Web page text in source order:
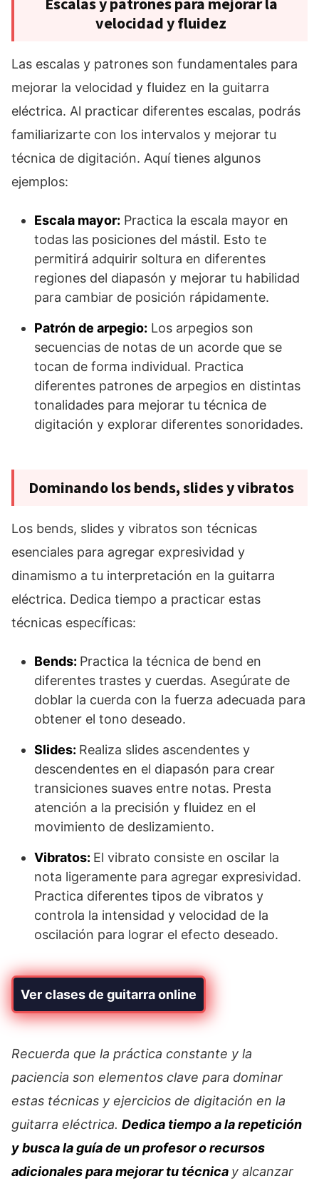
velocidad y fluidez
Las escalas y patrones son fundamentales para
mejorar la velocidad y fluidez en la guitarra
eléctrica. Al practicar diferentes escalas, podrás
familiarizarte con los intervalos y mejorar tu
técnica de digitación. Aquí tienes algunos
ejemplos:
Escala mayor: Practica la escala mayor en
todas las posiciones del mástil. Esto te
permitirá adquirir soltura en diferentes
regiones del diapasón y mejorar tu habilidad
para cambiar de posición rápidamente.
Patrón de arpegio: Los arpegios son
secuencias de notas de un acorde que se
tocan de forma individual. Practica
diferentes patrones de arpegios en distintas
tonalidades para mejorar tu técnica de
digitación y explorar diferentes sonoridades.
Dominando los bends, slides y vibratos
Los bends, slides y vibratos son técnicas
esenciales para agregar expresividad y
dinamismo a tu interpretación en la guitarra
eléctrica. Dedica tiempo a practicar estas
técnicas específicas:
Bends: Practica la técnica de bend en
diferentes trastes y cuerdas. Asegúrate de
doblar la cuerda con la fuerza adecuada para
obtener el tono deseado.
Slides: Realiza slides ascendentes y
descendentes en el diapasón para crear
transiciones suaves entre notas. Presta
atención a la precisión y fluidez en el
movimiento de deslizamiento.
Vibratos: El vibrato consiste en oscilar la
nota ligeramente para agregar expresividad.
Practica diferentes tipos de vibratos y
controla la intensidad y velocidad de la
oscilación para lograr el efecto deseado.
Ver clases de guitarra online
Recuerda que la práctica constante y la
paciencia son elementos clave para dominar
estas técnicas y ejercicios de digitación en la
guitarra eléctrica. Dedica tiempo a la repetición
y busca la guía de un profesor o recursos
adicionales para mejorar tu técnica y alcanzar